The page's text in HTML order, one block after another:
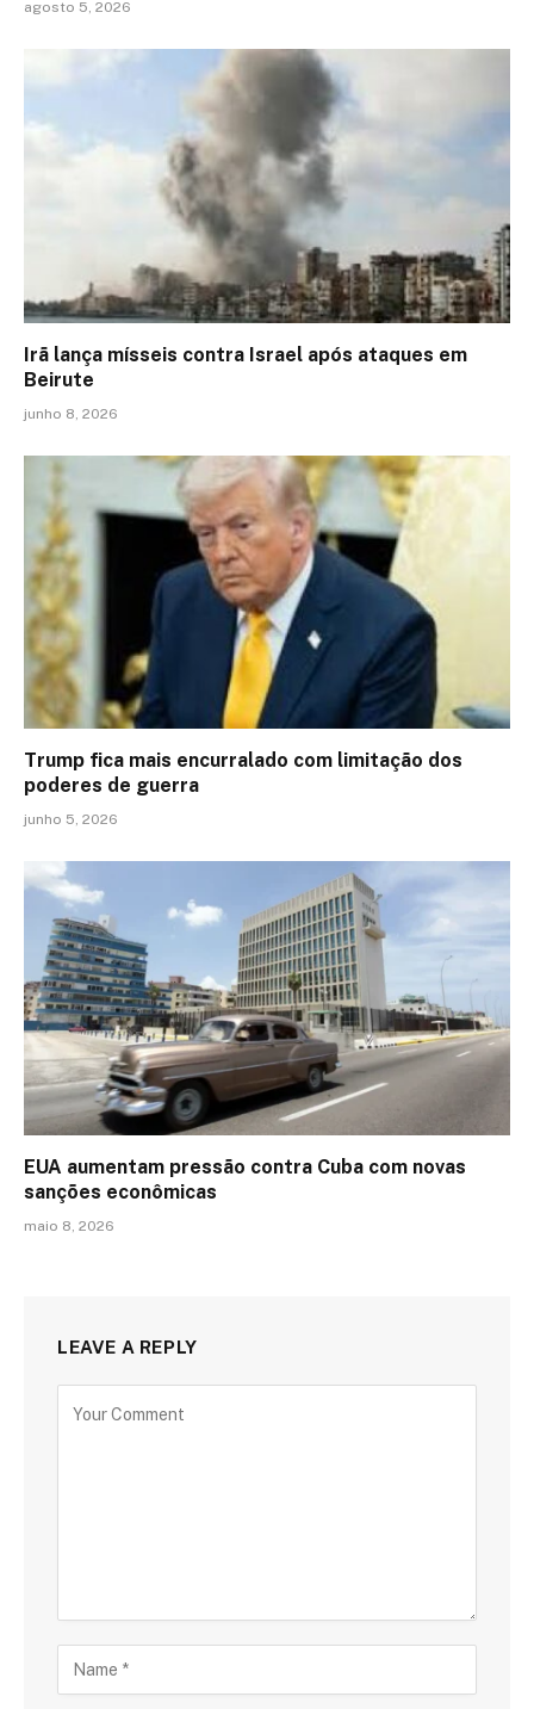
agosto 5, 2026
Irã lança mísseis contra Israel após ataques em
Beirute
junho 8, 2026
Trump fica mais encurralado com limitação dos
poderes de guerra
junho 5, 2026
EUA aumentam pressão contra Cuba com novas
sanções econômicas
maio 8, 2026
LEAVE A REPLY